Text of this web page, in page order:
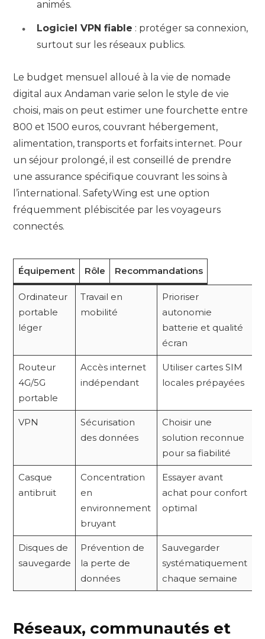
animés.
Logiciel VPN fiable : protéger sa connexion,
surtout sur les réseaux publics.
Le budget mensuel alloué à la vie de nomade
digital aux Andaman varie selon le style de vie
choisi, mais on peut estimer une fourchette entre
800 et 1500 euros, couvrant hébergement,
alimentation, transports et forfaits internet. Pour
un séjour prolongé, il est conseillé de prendre
une assurance spécifique couvrant les soins à
l’international. SafetyWing est une option
fréquemment plébiscitée par les voyageurs
connectés.
Équipement Rôle Recommandations
Ordinateur
portable
léger
Travail en
mobilité
Prioriser
autonomie
batterie et qualité
écran
Routeur
4G/5G
portable
Accès internet
indépendant
Utiliser cartes SIM
locales prépayées
VPN
Sécurisation
des données
Choisir une
solution reconnue
pour sa fiabilité
Casque
antibruit
Concentration
en
environnement
bruyant
Essayer avant
achat pour confort
optimal
Disques de
sauvegarde
Prévention de
la perte de
données
Sauvegarder
systématiquement
chaque semaine
Réseaux, communautés et